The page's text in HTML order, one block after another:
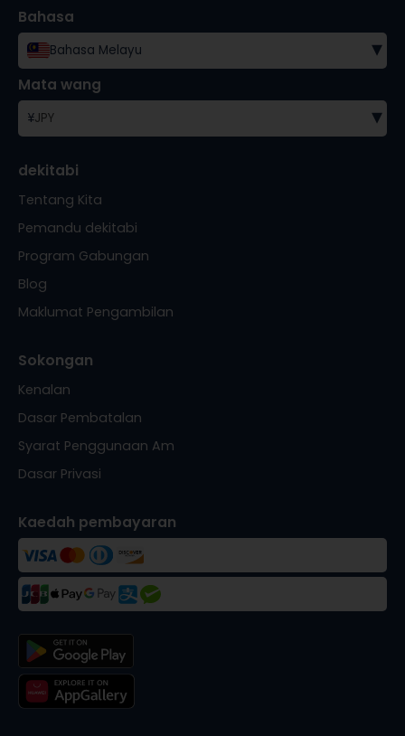
Bahasa
Bahasa Melayu ▾
Mata wang
¥JPY ▾
dekitabi
Tentang Kita
Pemandu dekitabi
Program Gabungan
Blog
Maklumat Pengambilan
Sokongan
Kenalan
Dasar Pembatalan
Syarat Penggunaan Am
Dasar Privasi
Kaedah pembayaran